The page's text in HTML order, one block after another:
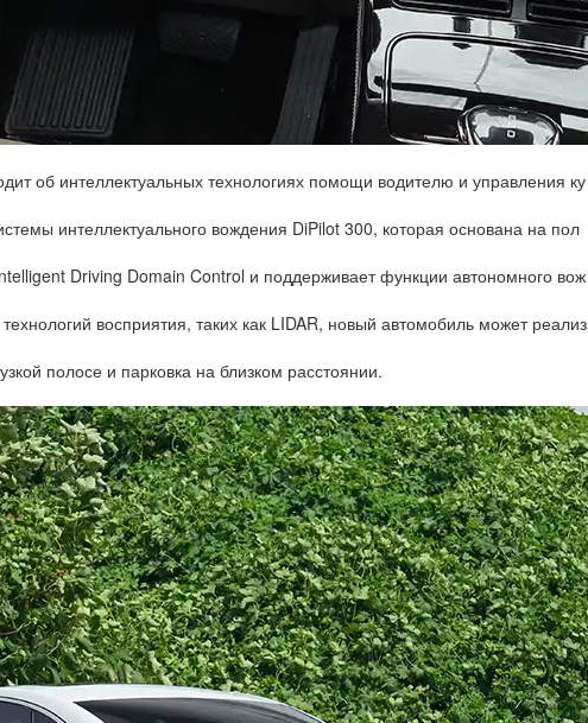
об интеллектуальных технологиях помощи водителю и управления ку
интеллектуального вождения DiPilot 300, которая основана на пол
Driving Domain Control и поддерживает функции автономного вож
восприятия, таких как LIDAR, новый автомобиль может реализ
полосе и парковка на близком расстоянии.